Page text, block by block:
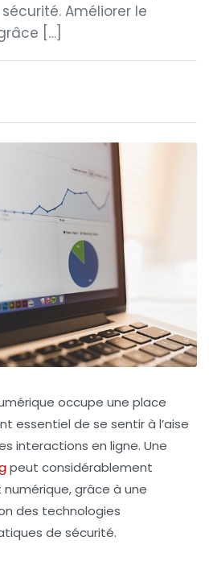
Améliorer le
[…]
occupe une place
essentiel de se sentir à l’aise
interactions en ligne. Une
peut considérablement
grâce à une
des technologies
de sécurité.